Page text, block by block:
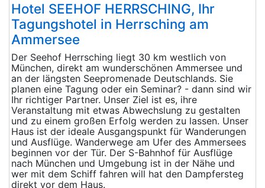
Hotel SEEHOF HERRSCHING, Ihr
Tagungshotel in Herrsching am
Ammersee
Der Seehof Herrsching liegt 30 km westlich von
München, direkt am wunderschönen Ammersee und
an der längsten Seepromenade Deutschlands. Sie
planen eine Tagung oder ein Seminar? - dann sind wir
Ihr richtiger Partner. Unser Ziel ist es, ihre
Veranstaltung mit etwas Abwechslung zu gestalten
und zu einem großen Erfolg werden zu lassen. Unser
Haus ist der ideale Ausgangspunkt für Wanderungen
und Ausflüge. Wanderwege am Ufer des Ammersees
beginnen vor der Tür. Der S-Bahnhof für Ausflüge
nach München und Umgebung ist in der Nähe und
wer mit dem Schiff fahren will hat den Dampfersteg
direkt vor dem Haus.